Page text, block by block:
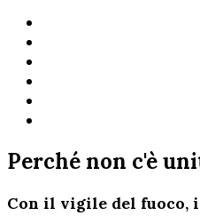
Perché non c'è
Con il vigile del fuoco,